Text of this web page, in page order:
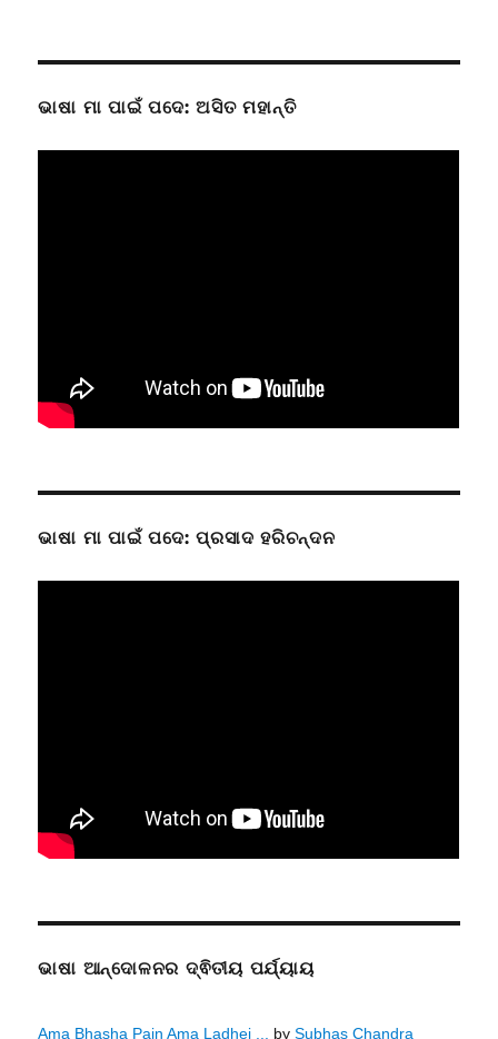
ଭାଷା ମା ପାଇଁ ପଦେ: ଅସିତ ମହାନ୍ତି
ଭାଷା ମା ପାଇଁ ପଦେ: ପ୍ରସାଦ ହରିଚନ୍ଦନ
ଭାଷା ଆନ୍ଦୋଳନର ଦ୍ଵିତୀୟ ପର୍ଯ୍ୟାୟ
Ama Bhasha Pain Ama Ladhei ... bySubhas Chandra